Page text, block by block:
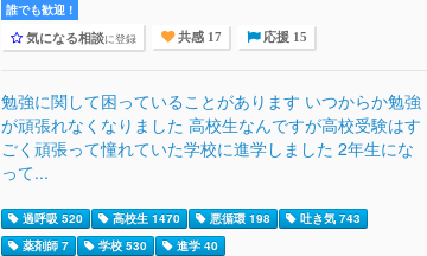
誰でも歓迎 !
気になる相談に登録 共感 17 応援 15
勉強に関して困っていることがあります いつからか勉強
が頑張れなくなりました 高校生なんですが高校受験はす
ごく頑張って憧れていた学校に進学しました 2年生にな
って...
過呼吸 520 高校生 1470 悪循環 198
吐き気 743
薬剤師 7
学校 530 進学 40